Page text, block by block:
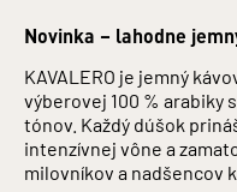
Novinka – lahodne
KAVALERO je jemný
výberovej 100 % arabiky
tónov. Každý dúšok
intenzívnej vône a
milovníkov a nadšencov